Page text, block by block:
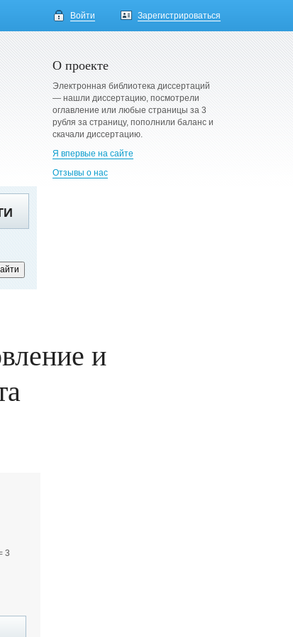
Войти Зарегистрироваться
О проекте
Электронная библиотека диссертаций
— нашли диссертацию, посмотрели
оглавление или любые страницы за 3
рубля за страницу, пополнили баланс и
скачали диссертацию.
Я впервые на сайте
Отзывы о нас
и
3